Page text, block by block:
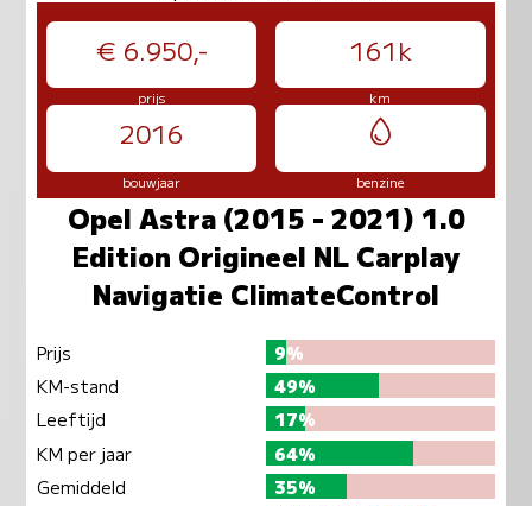
€ 6.950,- 161k
prijs km
2016
bouwjaar benzine
Opel Astra (2015 - 2021) 1.0
Edition Origineel NL Carplay
Navigatie ClimateControl
Prijs
9%
KM-stand
49%
Leeftijd
17%
KM per jaar
64%
Gemiddeld
35%